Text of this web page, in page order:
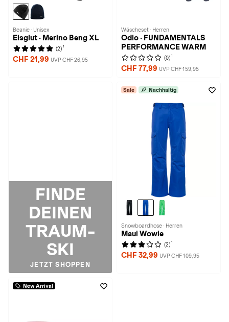
Beanie · Unisex
Eisglut · Merino Beng XL
(2) 1
CHF 21,99 UVP CHF 26,95
Wäscheset · Herren
Odlo · FUNDAMENTALS
PERFORMANCE WARM
(0) 1
CHF 77,99 UVP CHF 159,95
FINDE
DEINEN
TRAUM-
SKI
JETZT SHOPPEN
Sale Nachhaltig
Snowboardhose · Herren
Maui Wowie
(2) 1
CHF 32,99 UVP CHF 109,95
New Arrival